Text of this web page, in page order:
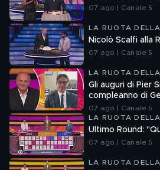
07 ago | Canale 5
LA RUOTA
Nicolò Scalfi alla
07 ago | Canale 5
LA RUOTA
Gli auguri di Pier
compleanno di
07 ago | Canale 5
LA RUOTA
Ultimo Round:
07 ago | Canale 5
LA RUOTA